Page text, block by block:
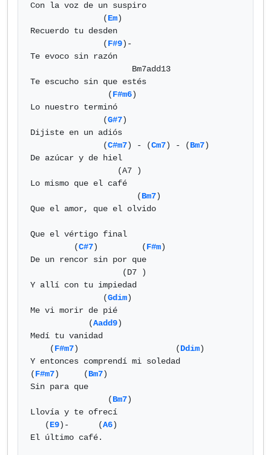
Con la voz de un suspiro
               (
Em)
Recuerdo tu desden
               (
F#9)-
Te evoco sin razón
Te escucho sin que estés
                (
F#m6)
Lo nuestro terminó
               (
G#7)
Dijiste en un adiós
               (
C#m7) - (Cm7) - (Bm7)
De azúcar y de hiel
Lo mismo que el café
                      (
Bm7)
Que el amor, que el olvido
Que el vértigo final
         (
C#7)         (F#m)
De un rencor sin por que
Y allí con tu impiedad
               (
Gdim)
Me vi morir de pié
            (
Aadd9)
Medí tu vanidad
    (
F#m7)                    (Ddim)
Y entonces comprendí mi soledad
(F#m7)     (Bm7)
Sin para que
                (
Bm7)
Llovía y te ofrecí
   (
E9)-      (A6)
El último café.